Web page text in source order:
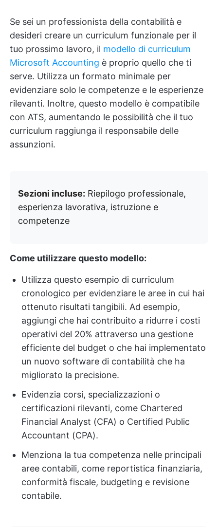
Se sei un professionista della contabilità e
desideri creare un curriculum funzionale per il
tuo prossimo lavoro, il modello di curriculum
Microsoft Accounting è proprio quello che ti
serve. Utilizza un formato minimale per
evidenziare solo le competenze e le esperienze
rilevanti. Inoltre, questo modello è compatibile
con ATS, aumentando le possibilità che il tuo
curriculum raggiunga il responsabile delle
assunzioni.
Sezioni incluse: Riepilogo professionale,
esperienza lavorativa, istruzione e
competenze
Come utilizzare questo modello:
Utilizza questo esempio di curriculum
cronologico per evidenziare le aree in cui hai
ottenuto risultati tangibili. Ad esempio,
aggiungi che hai contribuito a ridurre i costi
operativi del 20% attraverso una gestione
efficiente del budget o che hai implementato
un nuovo software di contabilità che ha
migliorato la precisione.
Evidenzia corsi, specializzazioni o
certificazioni rilevanti, come Chartered
Financial Analyst (CFA) o Certified Public
Accountant (CPA).
Menziona la tua competenza nelle principali
aree contabili, come reportistica finanziaria,
conformità fiscale, budgeting e revisione
contabile.